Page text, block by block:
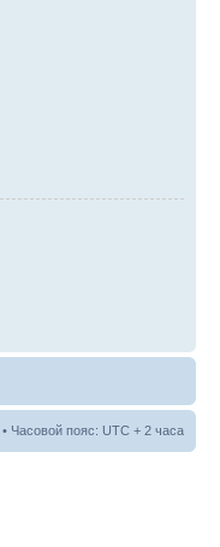
• Часовой пояс: UTC + 2 часа